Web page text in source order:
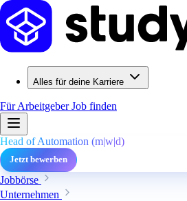
Alles für deine Karriere
Für ArbeitgeberJob finden
Head of Automation (m|w|d)
Jetzt bewerben
Jobbörse
Unternehmen